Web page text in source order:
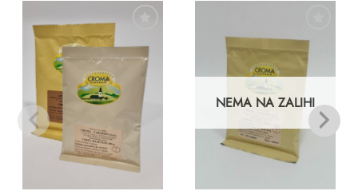
favorite
Dodaj
favorite
NEMA NA ZALIHI